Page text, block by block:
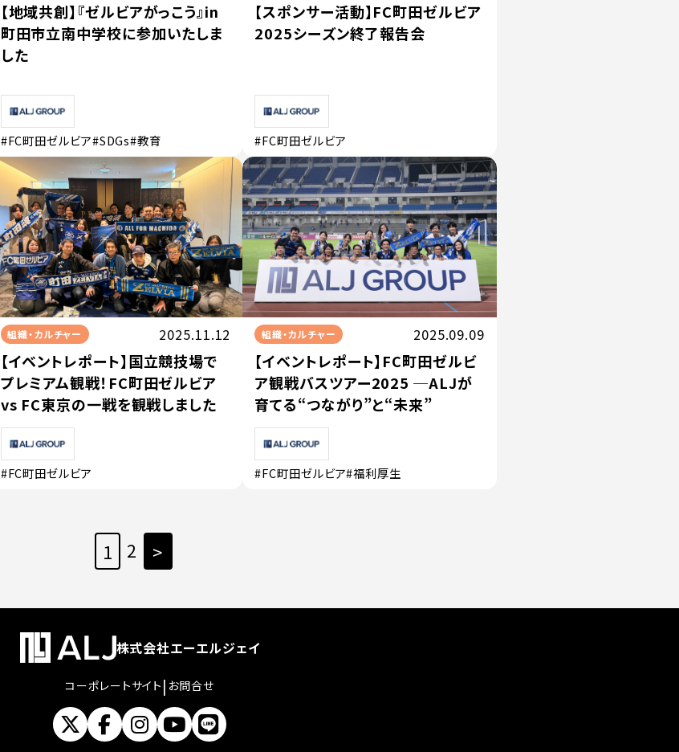
【地域共創】『ゼルビアがっこう』in
町田市立南中学校に参加いたしま
した
#FC町田ゼルビア#SDGs#教育
【スポンサー活動】FC町田ゼルビア
2025シーズン終了報告会
#FC町田ゼルビア
組織・カルチャー 2025.11.12
【イベントレポート】国立競技場で
プレミアム観戦！FC町田ゼルビア
vs FC東京の一戦を観戦しました
#FC町田ゼルビア
組織・カルチャー 2025.09.09
【イベントレポート】FC町田ゼルビ
ア観戦バスツアー2025 ─ALJが
育てる“つながり”と“未来”
#FC町田ゼルビア#福利厚生
1 2 >
株式会社エーエルジェイ
コーポレートサイト | お問合せ